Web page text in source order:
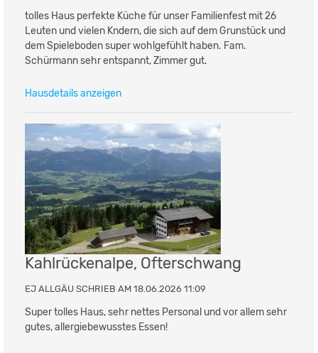
tolles Haus perfekte Küche für unser Familienfest mit 26
Leuten und vielen Kndern, die sich auf dem Grunstück und
dem Spieleboden super wohlgefühlt haben. Fam.
Schürmann sehr entspannt, Zimmer gut.
Hausdetails anzeigen
Kahlrückenalpe, Ofterschwang
EJ ALLGÄU SCHRIEB AM 18.06.2026 11:09
Super tolles Haus, sehr nettes Personal und vor allem sehr
gutes, allergiebewusstes Essen!